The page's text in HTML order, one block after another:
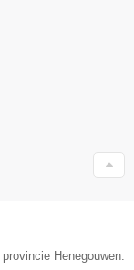
Henegouwen.